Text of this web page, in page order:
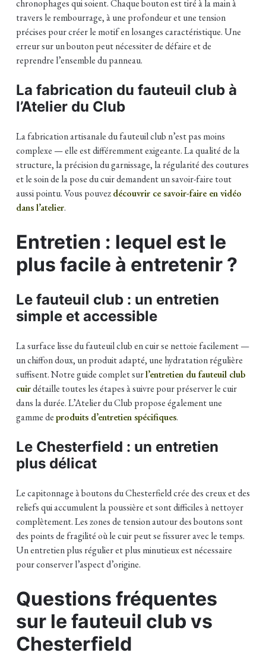
chronophages qui soient. Chaque bouton est tiré à la main à
travers le rembourrage, à une profondeur et une tension
précises pour créer le motif en losanges caractéristique. Une
erreur sur un bouton peut nécessiter de défaire et de
reprendre l’ensemble du panneau.
La fabrication du fauteuil club à
l’Atelier du Club
La fabrication artisanale du fauteuil club n’est pas moins
complexe — elle est différemment exigeante. La qualité de la
structure, la précision du garnissage, la régularité des coutures
et le soin de la pose du cuir demandent un savoir-faire tout
aussi pointu. Vous pouvezdécouvrir ce savoir-faire en vidéo
dans l’atelier.
Entretien : lequel est le
plus facile à entretenir ?
Le fauteuil club : un entretien
simple et accessible
La surface lisse du fauteuil club en cuir se nettoie facilement —
un chiffon doux, un produit adapté, une hydratation régulière
suffisent. Notre guide complet surl’entretien du fauteuil club
cuirdétaille toutes les étapes à suivre pour préserver le cuir
dans la durée. L’Atelier du Club propose également une
gamme deproduits d’entretien spécifiques.
Le Chesterfield : un entretien
plus délicat
Le capitonnage à boutons du Chesterfield crée des creux et des
reliefs qui accumulent la poussière et sont difficiles à nettoyer
complètement. Les zones de tension autour des boutons sont
des points de fragilité où le cuir peut se fissurer avec le temps.
Un entretien plus régulier et plus minutieux est nécessaire
pour conserver l’aspect d’origine.
Questions fréquentes
sur le fauteuil club vs
Chesterfield